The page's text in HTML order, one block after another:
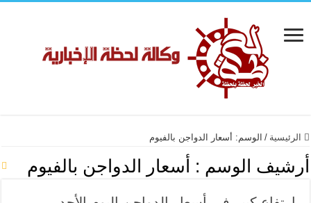
الرئيسية / الوسم: أسعار الدواجن بالفيوم
أرشيف الوسم : أسعار الدواجن بالفيوم